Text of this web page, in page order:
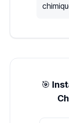
🎯